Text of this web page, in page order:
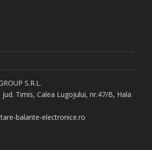
S.R.L.
jud. Timis, Calea Lugojului, nr.47/B, Hala
balante-electronice.ro